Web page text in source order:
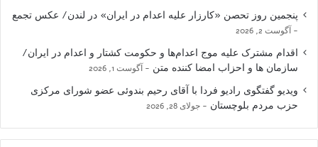
پنجمین روز تحصن «کارزار علیه اعدام در ایران» در لندن/ عکس تجمع
آگوست 2, 2026
اقدام مشترک علیه موج اعدام‌ها و حکومت کشتار و اعدام در ایران/
سازمان ها و احزاب امضا کننده متن
آگوست 1, 2026
ویدیو گفتگوی رادیو فردا با آقای رحیم بندوئی عضو شورای مرکزی
حزب مردم بلوچستان
جولای 28, 2026